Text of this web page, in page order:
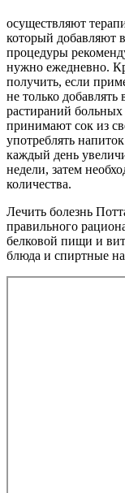
осуществляют
который добавляют
процедуры
нужно ежедневно.
получить, если
не только добавлять
растираний
принимают сок из
употреблять
каждый день
недели, затем
количества.
Лечить болезнь
правильного
белковой пищи и
блюда и спиртные